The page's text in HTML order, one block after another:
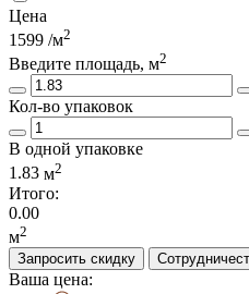
Цена
1599 /м2
Введите площадь, м2
Кол-во упаковок
В одной упаковке
1.83 м2
Итого:
0.00
м2
Запросить скидку
Ваша цена: